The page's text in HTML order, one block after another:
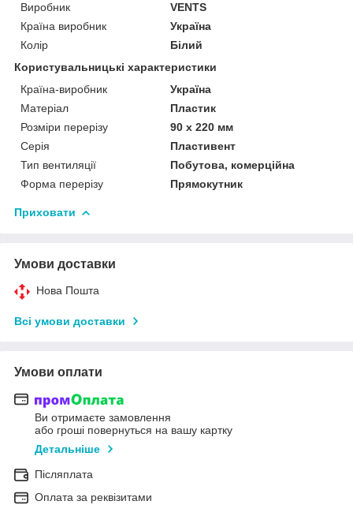
Виробник
VENTS
Країна виробник
Україна
Колір
Білий
Користувальницькі характеристики
Країна-виробник
Україна
Матеріал
Пластик
Розміри перерізу
90 х 220 мм
Серія
Пластивент
Тип вентиляції
Побутова, комерційна
Форма перерізу
Прямокутник
Приховати
Умови доставки
Нова Пошта
Всі умови доставки
Умови оплати
Ви отримаєте замовлення
або гроші повернуться на вашу картку
Детальніше
Післяплата
Оплата за реквізитами